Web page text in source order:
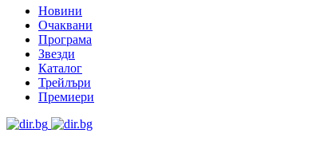
Новини
Очаквани
Програма
Звезди
Каталог
Трейлъри
Премиери